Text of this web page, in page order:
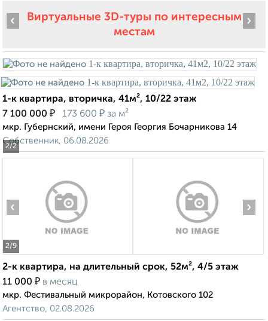
Виртуальные 3D-туры по интересным
местам
2/2
‹ ›
1-к квартира, вторичка, 41м², 10/22 этаж
7 100 000 ₽ 173 600 ₽ за м²
мкр. Губернский, имени Героя Георгия Бочарникова 14
Собственник, 06.08.2026
2/9
‹ ›
2-к квартира, на длительный срок, 52м², 4/5 этаж
11 000 ₽ в месяц
мкр. Фестивальный микрорайон, Котовского 102
Агентство, 02.08.2026